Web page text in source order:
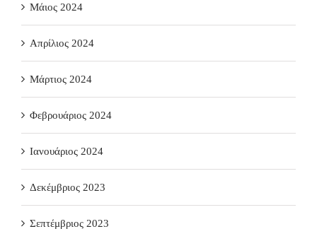
Μάιος 2024
Απρίλιος 2024
Μάρτιος 2024
Φεβρουάριος 2024
Ιανουάριος 2024
Δεκέμβριος 2023
Σεπτέμβριος 2023